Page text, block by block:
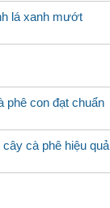
lá xanh mướt
phê con đạt chuẩn
cà phê hiệu quả